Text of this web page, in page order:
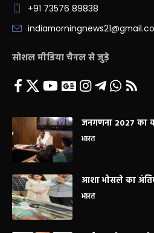
+91 73576 89838
सोशल मीडिया चैनल से जुड़े
जनगणना 2027 का
भारत
आशा भोसले का
भारत